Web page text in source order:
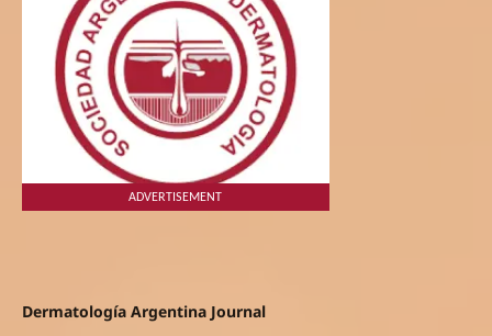
ADVERTISEMENT
Dermatología Argentina Journal